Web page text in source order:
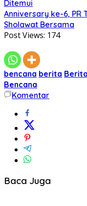
Ditemui
Anniversary ke-6, PR
Sholawat Bersama
Post Views: 174
bencana berita
Bencana
Komentar
Baca Juga